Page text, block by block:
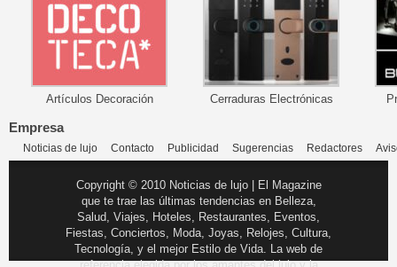
Artículos Decoración Cerraduras Electrónicas
Empresa
Noticias de lujo Contacto Publicidad Sugerencias Redactores
Copyright © 2010 Noticias de lujo | El Magazine
que te trae las últimas tendencias en Belleza,
Salud, Viajes, Hoteles, Restaurantes, Eventos,
Fiestas, Conciertos, Moda, Joyas, Relojes, Cultura,
Tecnología, y el mejor Estilo de Vida. La web de